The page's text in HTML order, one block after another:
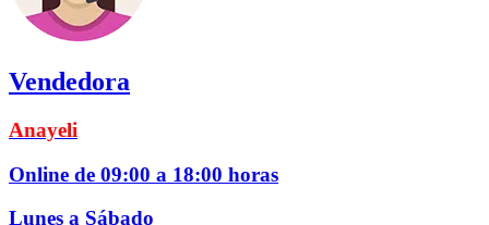
Vendedora
Anayeli
Online de 09:00 a 18:00 horas
Lunes a Sábado